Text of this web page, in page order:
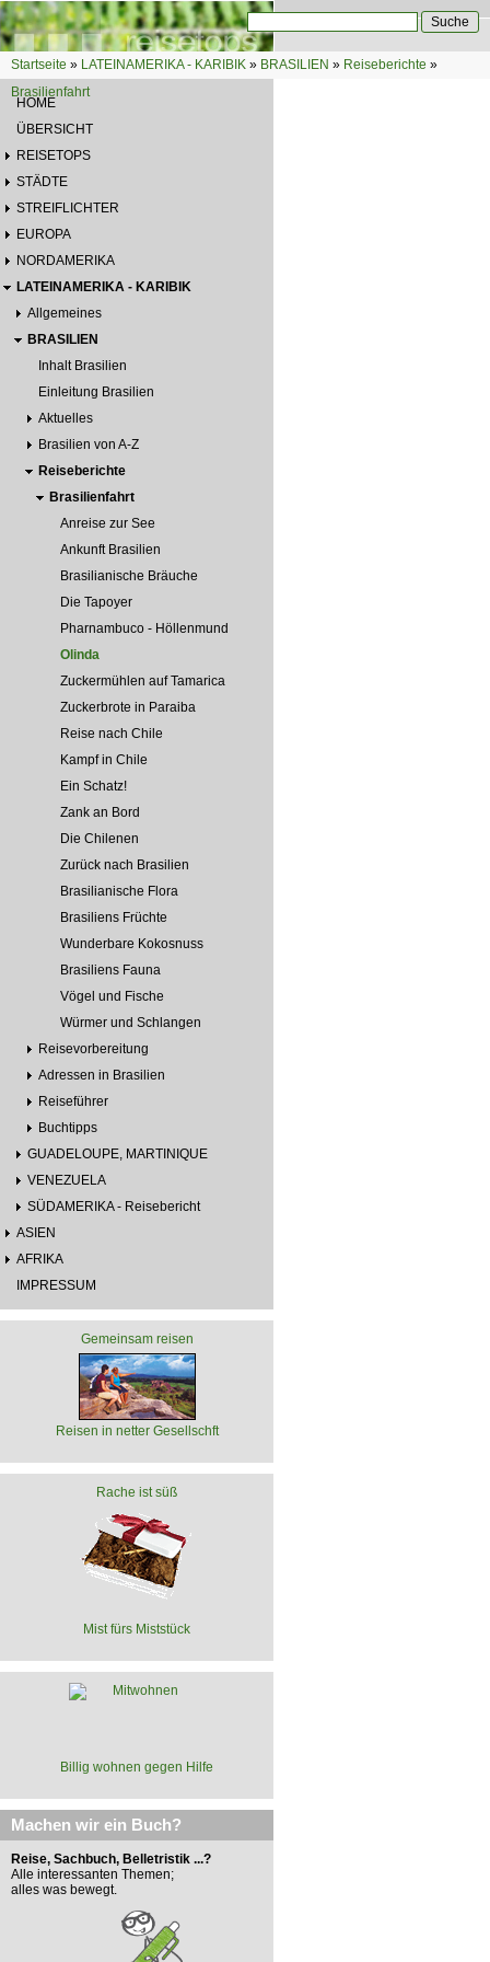
Direkt zum Inhalt
Suchformular
Sie sind hier
Startseite » LATEINAMERIKA - KARIBIK » BRASILIEN » Reiseberichte »
Brasilienfahrt
HOME
ÜBERSICHT
REISETOPS
STÄDTE
STREIFLICHTER
EUROPA
NORDAMERIKA
LATEINAMERIKA - KARIBIK
Allgemeines
BRASILIEN
Inhalt Brasilien
Einleitung Brasilien
Aktuelles
Brasilien von A-Z
Reiseberichte
Brasilienfahrt
Anreise zur See
Ankunft Brasilien
Brasilianische Bräuche
Die Tapoyer
Pharnambuco - Höllenmund
Olinda
Zuckermühlen auf Tamarica
Zuckerbrote in Paraiba
Reise nach Chile
Kampf in Chile
Ein Schatz!
Zank an Bord
Die Chilenen
Zurück nach Brasilien
Brasilianische Flora
Brasiliens Früchte
Wunderbare Kokosnuss
Brasiliens Fauna
Vögel und Fische
Würmer und Schlangen
Reisevorbereitung
Adressen in Brasilien
Reiseführer
Buchtipps
GUADELOUPE, MARTINIQUE
VENEZUELA
SÜDAMERIKA - Reisebericht
ASIEN
AFRIKA
IMPRESSUM
Gemeinsam reisen
Reisen in netter Gesellschft
Rache ist süß
Mist fürs Miststück
Billig wohnen gegen Hilfe
Machen wir ein Buch?
Reise, Sachbuch, Belletristik ...?
Alle interessanten Themen;
alles was bewegt.